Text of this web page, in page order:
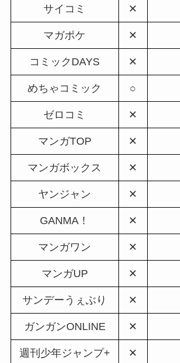
サイコミ ✕
マガポケ ✕
コミックDAYS ✕
めちゃコミック ○
ゼロコミ ✕
マンガTOP ✕
マンガボックス ✕
ヤンジャン ✕
GANMA！ ✕
マンガワン ✕
マンガUP ✕
サンデーうぇぶり ✕
ガンガンONLINE ✕
週刊少年ジャンプ+ ✕